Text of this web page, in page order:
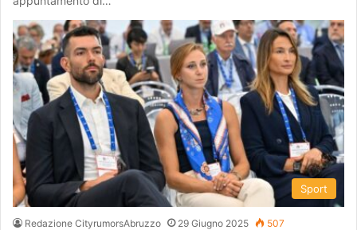
Sport
Redazione CityrumorsAbruzzo 29 Giugno 2025 507